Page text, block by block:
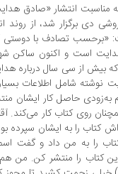
انتشار «صادق هدایت:
برگزار شد، از روند انتشار
تصادف با دوستی آشنا
و اکنون ساکن شهر
سی سال درباره هدایت کار
شامل اطلاعات بسیار
حاصل کار ایشان منتشر
کتاب کار می‌کند. آقای
به ایشان سپرده بود که
من داد و گفت اسمی از
را منتشر کن. من هم